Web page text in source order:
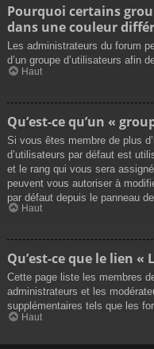
Pourquoi certains
dans une couleur
Les administrateurs du forum
d’un groupe d’utilisateurs afin
Haut
Qu’est-ce qu’un «
Si vous êtes membre de plus
d’utilisateurs par défaut est
et le rang qui vous sera
peuvent vous autoriser à
par défaut depuis le panneau
Haut
Qu’est-ce que le lien «
Cette page liste les membres
administrateurs et les
supplémentaires tels que les
Haut